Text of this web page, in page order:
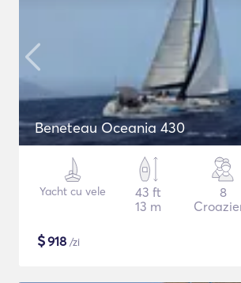
Beneteau Oceania 430
Yacht cu vele
43 ft
13 m
8
$918 /zi